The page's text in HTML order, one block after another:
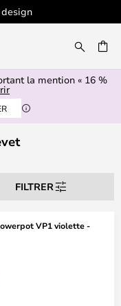
sous 1 jour ouvré
la mention « 16 %
FILTRER
VP1 violette -